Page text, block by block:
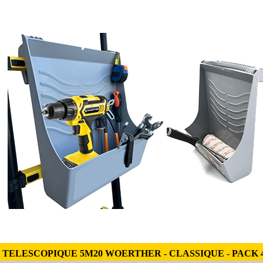
5M20 WOERTHER - CLASSIQUE - PACK